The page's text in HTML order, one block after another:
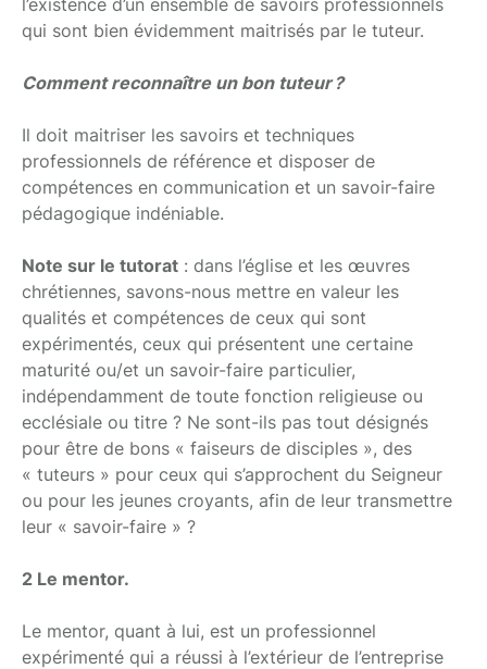
l’existence d’un ensemble de savoirs professionnels
qui sont bien évidemment maitrisés par le tuteur.
Comment reconnaître un bon tuteur ?
Il doit maitriser les savoirs et techniques
professionnels de référence et disposer de
compétences en communication et un savoir-faire
pédagogique indéniable.
Note sur le tutorat : dans l’église et les œuvres
chrétiennes, savons-nous mettre en valeur les
qualités et compétences de ceux qui sont
expérimentés, ceux qui présentent une certaine
maturité ou/et un savoir-faire particulier,
indépendamment de toute fonction religieuse ou
ecclésiale ou titre ? Ne sont-ils pas tout désignés
pour être de bons « faiseurs de disciples », des
« tuteurs » pour ceux qui s’approchent du Seigneur
ou pour les jeunes croyants, afin de leur transmettre
leur « savoir-faire » ?
2 Le mentor.
Le mentor, quant à lui, est un professionnel
expérimenté qui a réussi à l’extérieur de l’entreprise